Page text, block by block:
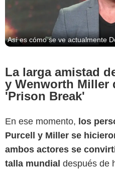
Así es cómo se ve actualmente
La larga amistad
y Wenworth Miller
'Prison Break'
En ese momento, los
Purcell y Miller se
ambos actores se
talla mundial después de
TV